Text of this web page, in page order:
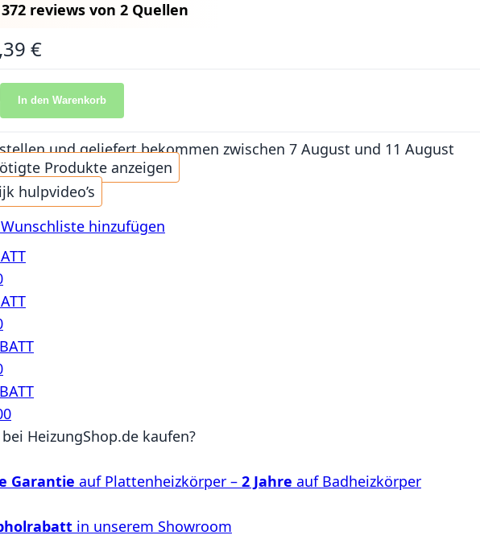
reviews von 2 Quellen
€
In den Warenkorb
und geliefert bekommen zwischen 7 August und 11 August
Produkte anzeigen
hulpvideo’s
hinzufügen
HeizungShop.de kaufen?
Garantie auf Plattenheizkörper – 2 Jahre auf Badheizkörper
in unserem Showroom